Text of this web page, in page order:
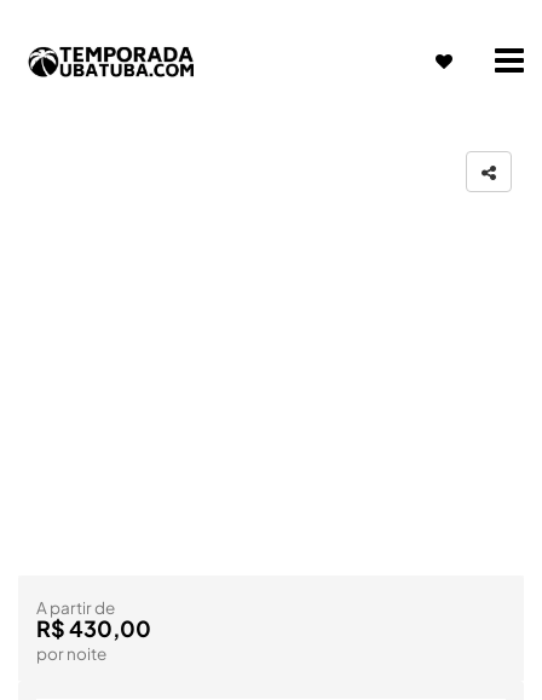
A partir de
R$ 430,00
por noite